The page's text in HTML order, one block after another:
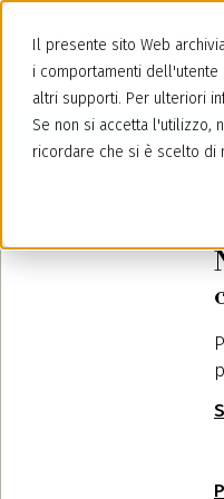
Il presente sito Web
i comportamenti
altri supporti. Per ulteriori
Se non si accetta l'utilizzo,
ricordare che si è scelto di